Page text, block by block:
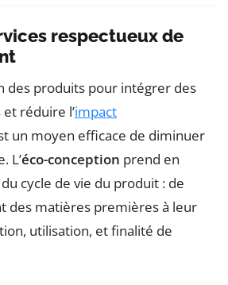
respectueux de
des produits pour intégrer des
réduire l’impact
un moyen efficace de diminuer
L’éco-conception prend en
cycle de vie du produit : de
des matières premières à leur
utilisation, et finalité de